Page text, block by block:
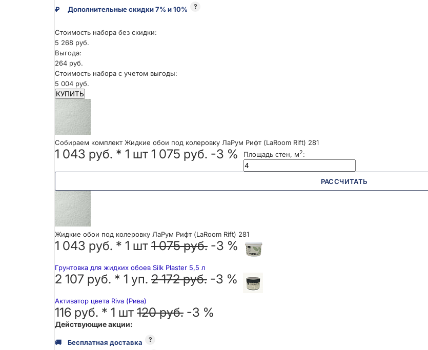
₽ Дополнительные скидки 7% и 10% ?
Стоимость набора без скидки:
5 268 руб.
Выгода:
264 руб.
Стоимость набора с учетом выгоды:
5 004 руб.
КУПИТЬ
Собираем комплект Жидкие обои под колеровку ЛаРум Рифт (LaRoom Rift) 281
1 043 руб. * 1 шт 1 075 руб. -3 % Площадь стен, м2:
РАССЧИТАТЬ
Жидкие обои под колеровку ЛаРум Рифт (LaRoom Rift) 281
1 043 руб. * 1 шт 1 075 руб. -3 %
Грунтовка для жидких обоев Silk Plaster 5,5 л
2 107 руб. * 1 уп. 2 172 руб. -3 %
Активатор цвета Riva (Рива)
116 руб. * 1 шт 120 руб. -3 %
Действующие акции:
🚚 Бесплатная доставка ?